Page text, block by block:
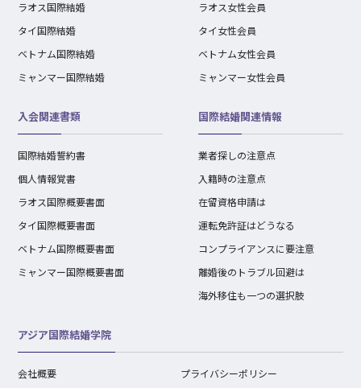
ラオス国際結婚
タイ国際結婚
ベトナム国際結婚
ミャンマー国際結婚
ラオス女性会員
タイ女性会員
ベトナム女性会員
ミャンマー女性会員
入会関連書類
国際結婚誓約書
個人情報覚書
ラオス国際概要書面
タイ国際概要書面
ベトナム国際概要書面
ミャンマー国際概要書面
国際結婚関連情報
業者探しの注意点
入籍時の注意点
在留資格申請は
運転免許証はどうなる
コンプライアンスに要注意
離婚後のトラブル回避は
海外移住も一つの選択肢
アジア国際結婚学院
会社概要 プライバシーポリシー